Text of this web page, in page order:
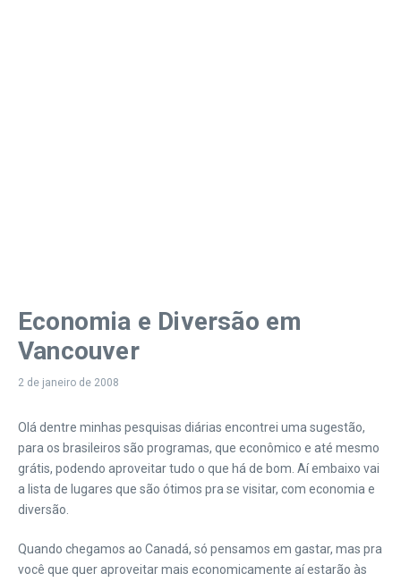
Economia e Diversão em
Vancouver
2 de janeiro de 2008
Olá dentre minhas pesquisas diárias encontrei uma sugestão,
para os brasileiros são programas, que econômico e até mesmo
grátis, podendo aproveitar tudo o que há de bom. Aí embaixo vai
a lista de lugares que são ótimos pra se visitar, com economia e
diversão.
Quando chegamos ao Canadá, só pensamos em gastar, mas pra
você que quer aproveitar mais economicamente aí estarão às